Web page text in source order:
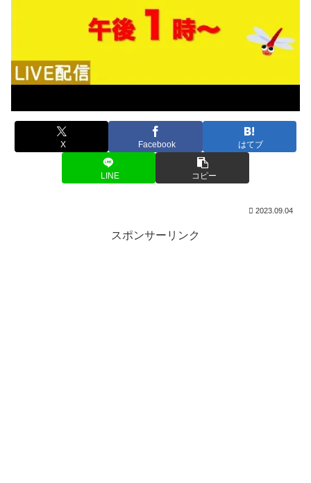
X Facebook はてブ
LINE コピー
2023.09.04
スポンサーリンク